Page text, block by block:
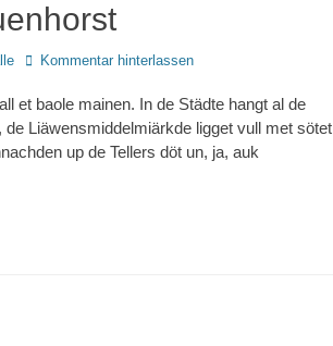
Kommentar hinterlassen
et baole mainen. In de Städte hangt al de
Liäwensmiddelmiärkde ligget vull met sötet
up de Tellers döt un, ja, auk